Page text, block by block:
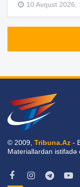
10 Avqust 2026,
© 2009, Tribuna.Az -
Materiallardan istifadə